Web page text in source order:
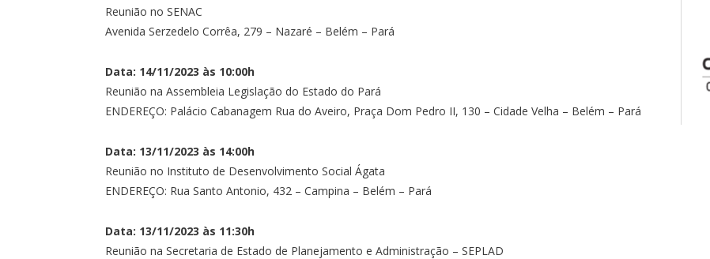
Reunião no SENAC
Avenida Serzedelo Corrêa, 279 – Nazaré – Belém – Pará
Data: 14/11/2023 às 10:00h
Reunião na Assembleia Legislação do Estado do Pará
ENDEREÇO: Palácio Cabanagem Rua do Aveiro, Praça Dom Pedro II, 130 – Cidade Velha – Belém – Pará
Data: 13/11/2023 às 14:00h
Reunião no Instituto de Desenvolvimento Social Ágata
ENDEREÇO: Rua Santo Antonio, 432 – Campina – Belém – Pará
Data: 13/11/2023 às 11:30h
Reunião na Secretaria de Estado de Planejamento e Administração – SEPLAD